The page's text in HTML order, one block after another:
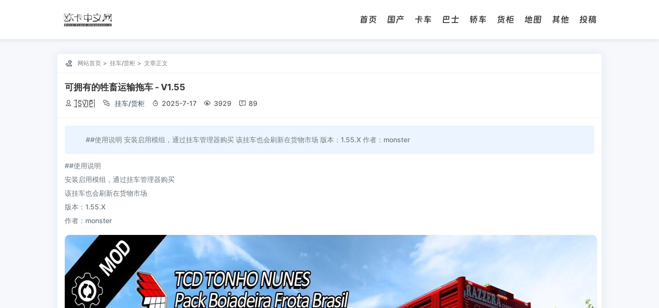
首页 国产 卡车 巴士 轿车 货柜 地图 其他 投稿
 网站首页 挂车/货柜 文章正文
可拥有的牲畜运输拖车 - V1.55
 |̲̅S̲̅V̲̅I̲̅P̲̲̅̅|  挂车/货柜  2025-7-17  3929  89
##使用说明 安装启用模组，通过挂车管理器购买 该挂车也会刷新在货物市场 版本：1.55.X 作者：monster
##使用说明
安装启用模组，通过挂车管理器购买
该挂车也会刷新在货物市场
版本：1.55.X
作者：monster